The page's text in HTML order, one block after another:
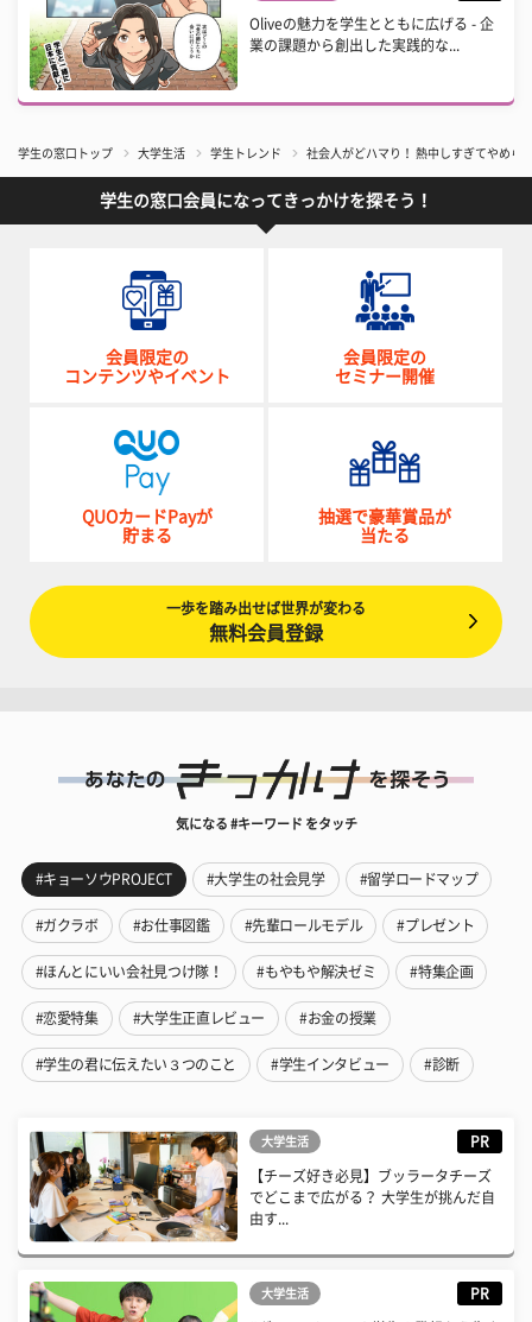
Oliveの魅力を学生とともに広げる - 企
業の課題から創出した実践的な...
学生の窓口トップ 大学生活 学生トレンド 社会人がどハマり！ 熱中しすぎてやめら
学生の窓口会員になってきっかけを探そう！
会員限定の
コンテンツやイベント
会員限定の
セミナー開催
QUOカードPayが
貯まる
抽選で豪華賞品が
当たる
一歩を踏み出せば世界が変わる
無料会員登録
気になる #キーワード をタッチ
#キョーソウPROJECT #大学生の社会見学 #留学ロードマップ
#ガクラボ #お仕事図鑑 #先輩ロールモデル #プレゼント
#ほんとにいい会社見つけ隊！ #もやもや解決ゼミ #特集企画
#恋愛特集 #大学生正直レビュー #お金の授業
#学生の君に伝えたい３つのこと #学生インタビュー #診断
大学生活 PR
【チーズ好き必見】ブッラータチーズ
でどこまで広がる？ 大学生が挑んだ自
由す...
大学生活 PR